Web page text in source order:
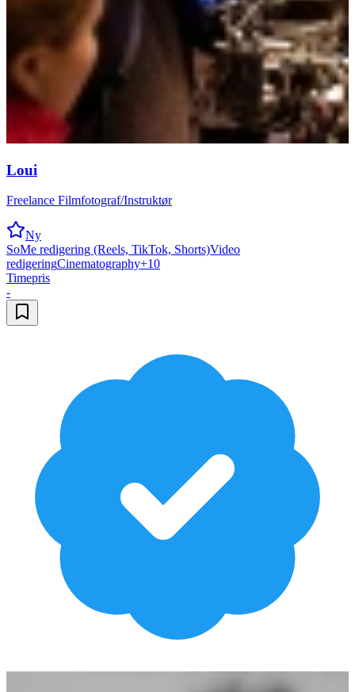
Loui
Freelance Filmfotograf/Instruktør
Ny
SoMe redigering (Reels, TikTok, Shorts)Video
redigeringCinematography+10
Timepris
-